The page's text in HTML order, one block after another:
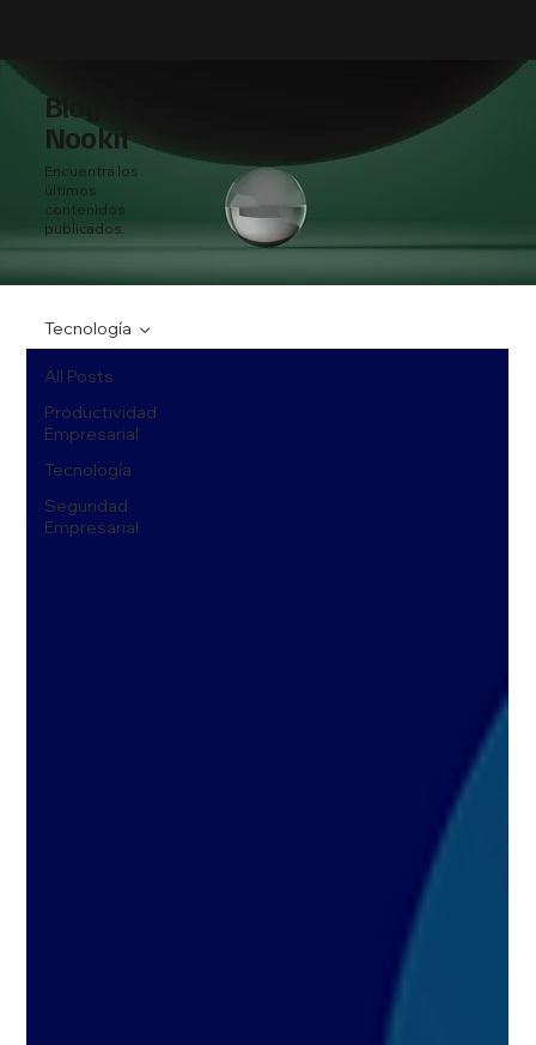
Blog
Nookit
Encuentra los
últimos
contenidos
publicados.
All Posts
Productividad
Empresarial
Tecnología
Seguridad
Empresarial
Tecnología